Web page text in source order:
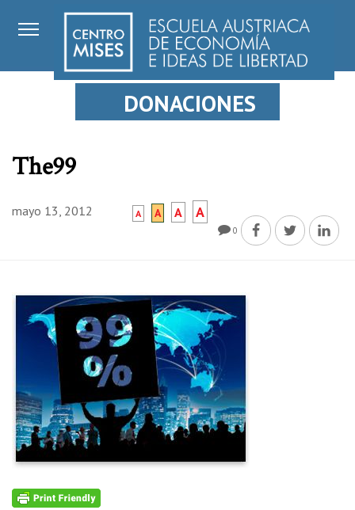
DONACIONES
The99
mayo 13, 2012 A A A A
0